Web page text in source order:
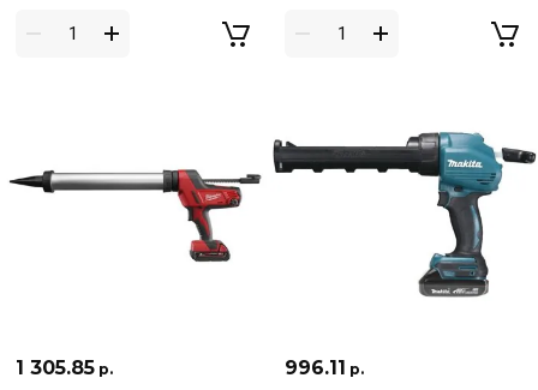
1 305.85 р. 996.11 р.